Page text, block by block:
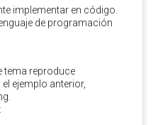
implementar en código.
de programación
tema reproduce
ejemplo anterior,